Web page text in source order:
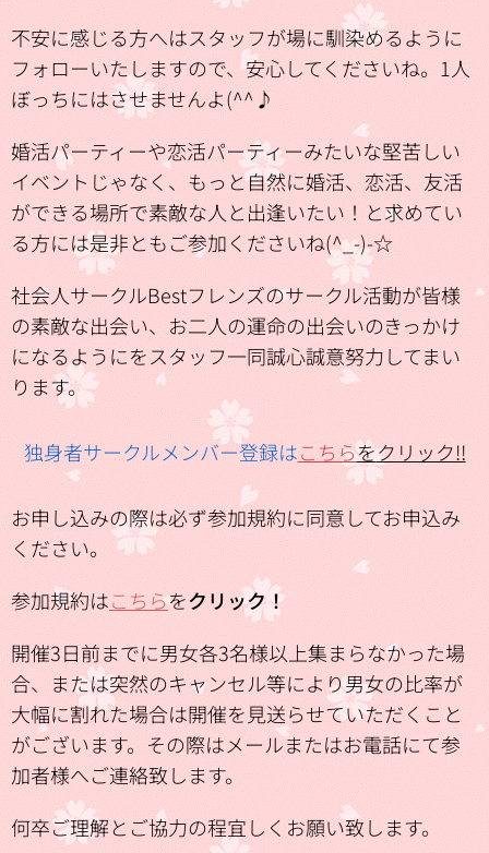
不安に感じる方へはスタッフが場に馴染めるように
フォローいたしますので、安心してくださいね。1人
ぼっちにはさせませんよ(^^♪
婚活パーティーや恋活パーティーみたいな堅苦しい
イベントじゃなく、もっと自然に婚活、恋活、友活
ができる場所で素敵な人と出逢いたい！と求めてい
る方には是非ともご参加くださいね(^_-)-☆
社会人サークルBestフレンズのサークル活動が皆様
の素敵な出会い、お二人の運命の出会いのきっかけ
になるようにをスタッフ一同誠心誠意努力してまい
ります。
独身者サークルメンバー登録はこちらをクリック‼
お申し込みの際は必ず参加規約に同意してお申込み
ください。
参加規約はこちらをクリック！
開催3日前までに男女各3名様以上集まらなかった場
合、または突然のキャンセル等により男女の比率が
大幅に割れた場合は開催を見送らせていただくこと
がございます。その際はメールまたはお電話にて参
加者様へご連絡致します。
何卒ご理解とご協力の程宜しくお願い致します。